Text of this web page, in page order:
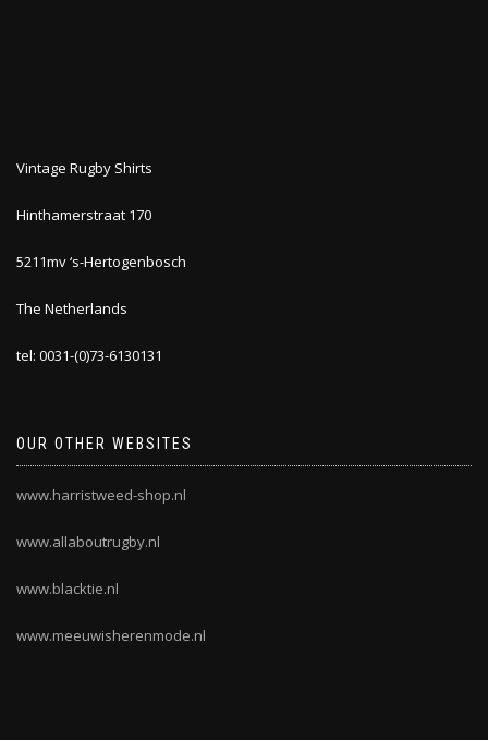
Vintage Rugby Shirts
Hinthamerstraat 170
5211mv ‘s-Hertogenbosch
The Netherlands
tel: 0031-(0)73-6130131
OUR OTHER WEBSITES
www.harristweed-shop.nl
www.allaboutrugby.nl
www.blacktie.nl
www.meeuwisherenmode.nl